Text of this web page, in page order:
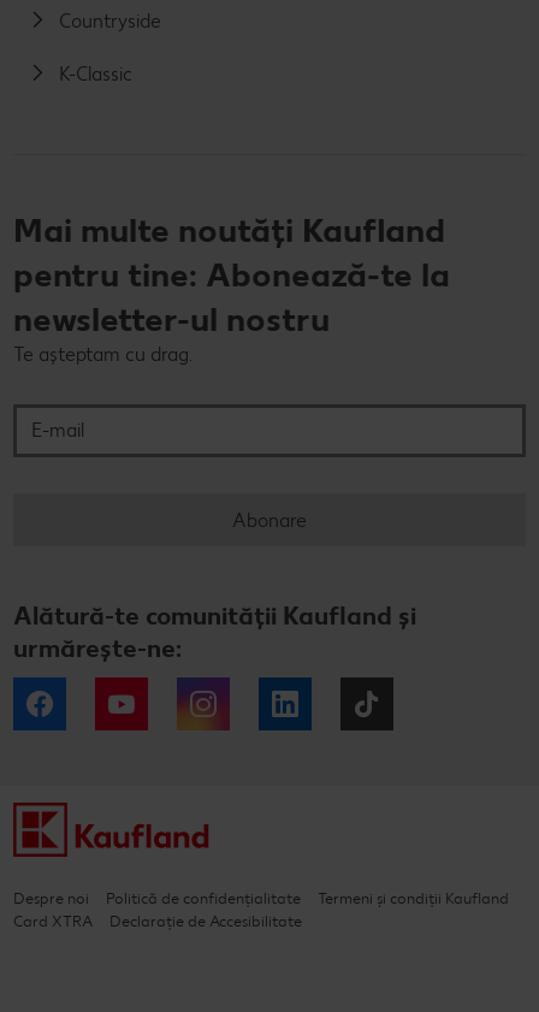
Countryside
K-Classic
Mai multe noutăți Kaufland
pentru tine: Abonează-te la
newsletter-ul nostru
Te așteptam cu drag.
Abonare
Alătură-te comunității Kaufland și
urmărește-ne:
Facebook YouTube Instagram LinkedIn
Despre noi Politică de confidențialitate
Termeni și condiții Kaufland
Card XTRA
Declarație de Accesibilitate